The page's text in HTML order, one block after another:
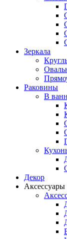
Зеркала
Раковины
В
Декор
Аксессуары